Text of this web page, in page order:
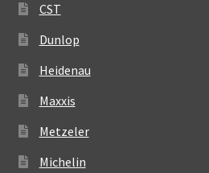
CST
Dunlop
Heidenau
Maxxis
Metzeler
Michelin